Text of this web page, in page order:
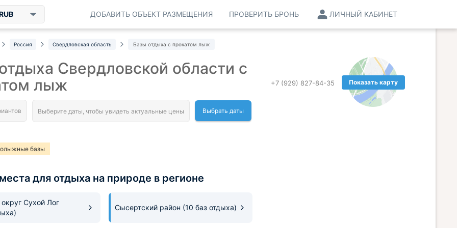
ЛИЧНЫЙ КАБИНЕТ
ПРОВЕРИТЬ БРОНЬ
ДОБАВИТЬ ОБЪЕКТ РАЗМЕЩЕНИЯ
Россия Свердловская область Базы отдыха с прокатом лыж
Показать карту
+7 (929) 827-84-35
Свердловской области с
лыж
Выбрать даты
базы
для отдыха на природе в регионе
Сухой Лог
Сысертский район (10 баз отдыха)